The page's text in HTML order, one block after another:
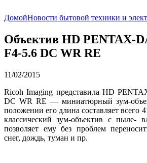
ДомойНовости бытовой техники и
Объектив HD PENTAX-
F4-5.6 DC WR RE
11/02/2015
Ricoh Imaging представила HD
DC WR RE — миниатюрный зум-
положении его длина составляет всего
классический зум-объектив с пыле-
позволяет ему без проблем
снег, дождь, туман и пр.